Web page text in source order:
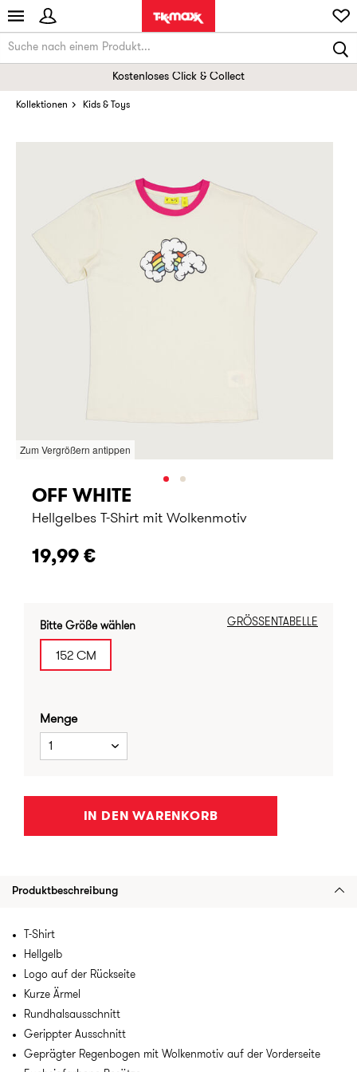
Kostenloses Click & Collect
Kollektionen Kids & Toys
Zum Vergrößern antippen
OFF WHITE
Hellgelbes T-Shirt mit Wolkenmotiv
19,99 €
GRÖSSENTABELLE
Bitte Größe wählen
152 CM
Menge
1
IN DEN WARENKORB
Produktbeschreibung
T-Shirt
Hellgelb
Logo auf der Rückseite
Kurze Ärmel
Rundhalsausschnitt
Gerippter Ausschnitt
Geprägter Regenbogen mit Wolkenmotiv auf der Vorderseite